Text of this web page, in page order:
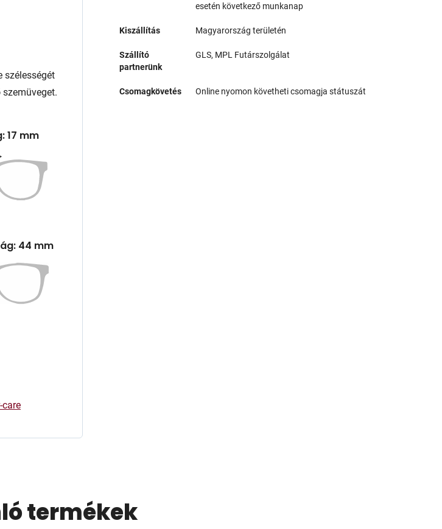
szélességét
17 mm
44 mm
esetén következő munkanap
Kiszállítás Magyarország területén
Szállító
partnerünk
GLS, MPL Futárszolgálat
Csomagkövetés Online nyomon követheti csomagja státuszát
termékek